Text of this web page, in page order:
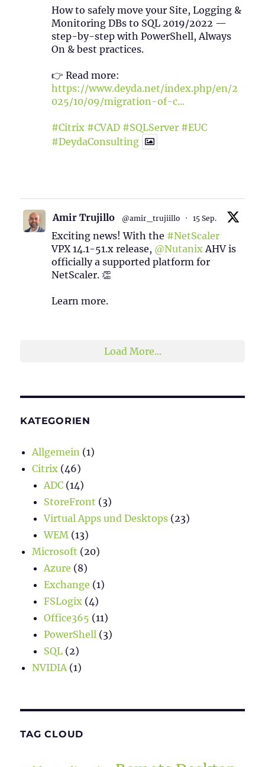
How to safely move your Site, Logging &
Monitoring DBs to SQL 2019/2022 —
step-by-step with PowerShell, Always
On & best practices.
👉 Read more:
https://www.deyda.net/index.php/en/2
025/10/09/migration-of-c...
#Citrix #CVAD #SQLServer #EUC
#DeydaConsulting
Amir Trujillo @amir_trujiillo · 15 Sep.
Exciting news! With the #NetScaler
VPX 14.1-51.x release, @NutanixAHV is
officially a supported platform for
NetScaler. 👏
Learn more.
Load More...
KATEGORIEN
Allgemein (1)
Citrix (46)
ADC (14)
StoreFront (3)
Virtual Apps und Desktops (23)
WEM (13)
Microsoft (20)
Azure (8)
Exchange (1)
FSLogix (4)
Office365 (11)
PowerShell (3)
SQL (2)
NVIDIA(1)
TAG CLOUD